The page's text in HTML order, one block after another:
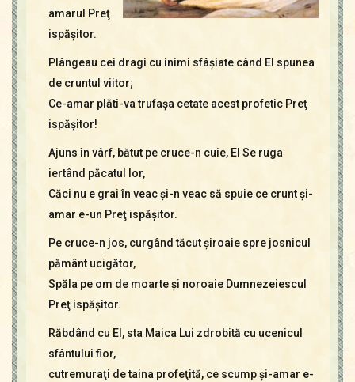
amarul Preţ
ispăşitor.
Plângeau cei dragi cu inimi sfâşiate când El spunea
de cruntul viitor;
Ce-amar plăti-va trufaşa cetate acest profetic Preţ
ispăşitor!
Ajuns în vârf, bătut pe cruce-n cuie, El Se ruga
iertând păcatul lor,
Căci nu e grai în veac şi-n veac să spuie ce crunt şi-
amar e-un Preţ ispăşitor.
Pe cruce-n jos, curgând tăcut şiroaie spre josnicul
pământ ucigător,
Spăla pe om de moarte şi noroaie Dumnezeiescul
Preţ ispăşitor.
Răbdând cu El, sta Maica Lui zdrobită cu ucenicul
sfântului fior,
cutremuraţi de taina profeţită, ce scump şi-amar e-